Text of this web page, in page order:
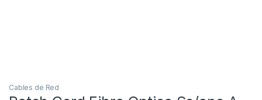
Cables de Red